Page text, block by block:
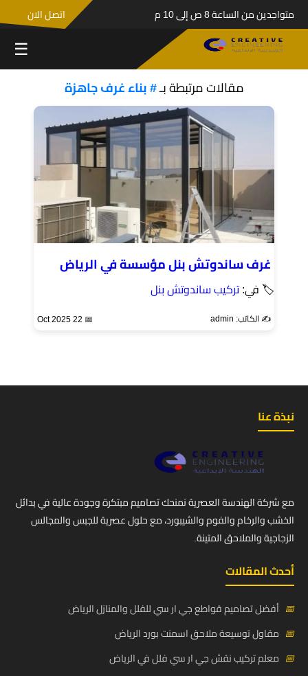
متواجدين من الساعة 8 ص إلى 10 م اتصل الان
☰
مقالات مرتبطة بـ# بناء غرف جاهزة
غرف ساندوتش بنل مؤسسة في الرياض
🏷 في:تركيب ساندوتش بنل
✍️ الكاتب: admin 📅 22 Oct 2025
نبذة عنا
مع شركة الهندسة العصرية نمنحك تصاميم مبتكرة وجودة عالية في بدائل
الخشب والرخام والفوم والشيبورد، مع حلول عصرية للجبس والمجالس
الزجاجية والملاحق المتينة.
أحدث المقالات
📅 أفضل تصاميم قواطع جي ار سي للفلل والمنازل الرياض
📅 مقاول توسيعة ملاحق اسمنت بورد الرياض
📅 معلم تركيب نقش جي ار سي فلل في الرياض